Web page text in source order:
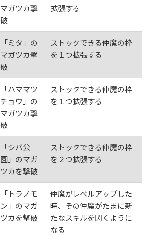
マガツカ撃
破
拡張する
「ミタ」の
マガツカ撃
破
ストックできる仲魔の枠
を１つ拡張する
「ハママツ
チョウ」の
マガツカ撃
破
ストックできる仲魔の枠
を１つ拡張する
「シバ公
園」のマガ
ツカを撃破
ストックできる仲魔の枠
を２つ拡張する
「トラノモ
ン」のマガ
ツカを撃破
仲魔がレベルアップした
時、その仲魔がたまに新
たなスキルを閃くように
なる